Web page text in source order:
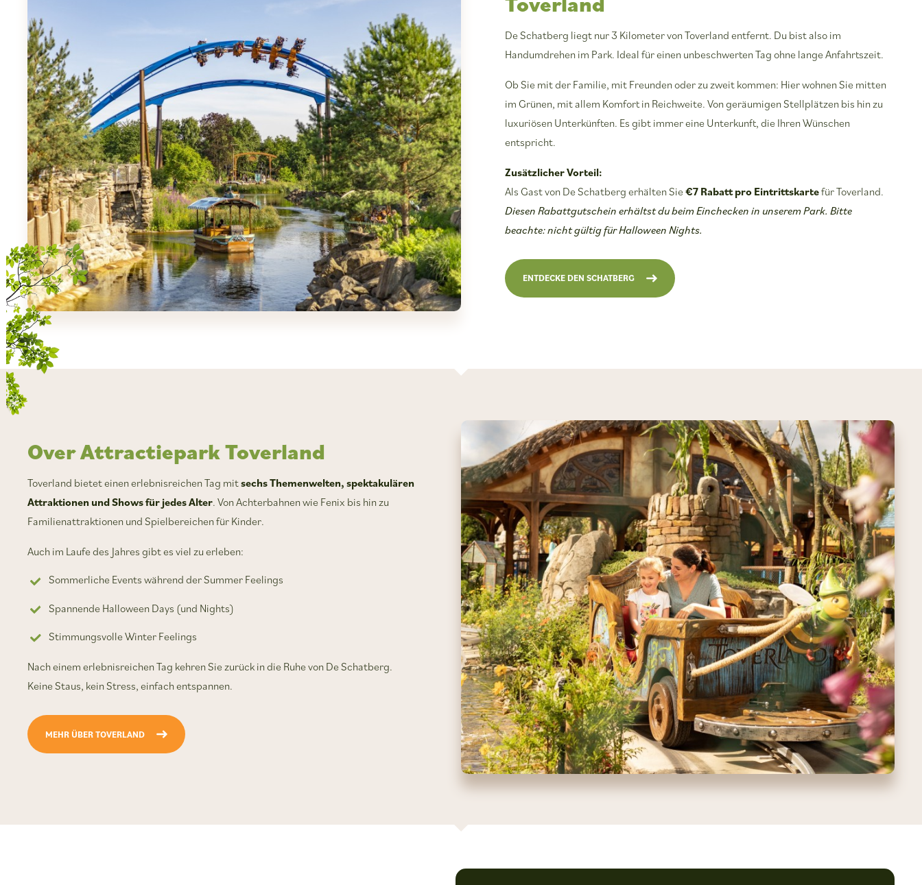
De Schatberg liegt nur 3 Kilometer von Toverland entfernt. Du bist also im
Handumdrehen im Park. Ideal für einen unbeschwerten Tag ohne lange Anfahrtszeit.
Ob Sie mit der Familie, mit Freunden oder zu zweit kommen: Hier wohnen Sie mitten
im Grünen, mit allem Komfort in Reichweite. Von geräumigen Stellplätzen bis hin zu
luxuriösen Unterkünften. Es gibt immer eine Unterkunft, die Ihren Wünschen
entspricht.
Zusätzlicher Vorteil:
Als Gast von De Schatberg erhälten Sie€7 Rabatt pro Eintrittskartefür Toverland.
Diesen Rabattgutschein erhältst du beim Einchecken in unserem Park. Bitte
beachte: nicht gültig für Halloween Nights.
ENTDECKE DEN SCHATBERG
Over Attractiepark Toverland
Toverland bietet einen erlebnisreichen Tag mitsechs Themenwelten, spektakulären
Attraktionen und Shows für jedes Alter. Von Achterbahnen wie Fenix bis hin zu
Familienattraktionen und Spielbereichen für Kinder.
Auch im Laufe des Jahres gibt es viel zu erleben:
Sommerliche Events während der Summer Feelings
Spannende Halloween Days (und Nights)
Stimmungsvolle Winter Feelings
Nach einem erlebnisreichen Tag kehren Sie zurück in die Ruhe von De Schatberg.
Keine Staus, kein Stress, einfach entspannen.
MEHR ÜBER TOVERLAND